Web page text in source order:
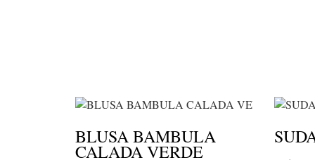
BLUSA BAMBULA
CALADA VERDE